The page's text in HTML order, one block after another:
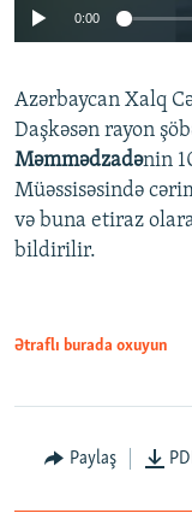
Auto
0:00
Azərbaycan Xalq
Daşkəsən rayon
Məmmədzadənin
Müəssisəsində
və buna etiraz
bildirilir.
Ətraflı burada oxuyun
Paylaş